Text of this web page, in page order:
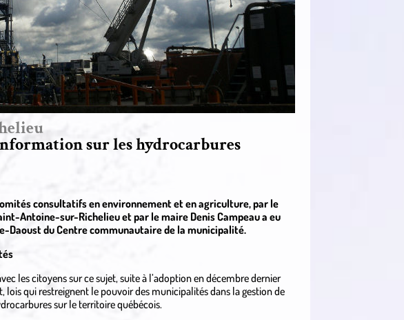
sur les hydrocarbures
consultatifs en environnement et en agriculture, par le
Antoine-sur-Richelieu et par le maire Denis Campeau a eu
Daoust du Centre communautaire de la municipalité.
les citoyens sur ce sujet, suite à l’adoption en décembre dernier
lois qui restreignent le pouvoir des municipalités dans la gestion de
sur le territoire québécois.